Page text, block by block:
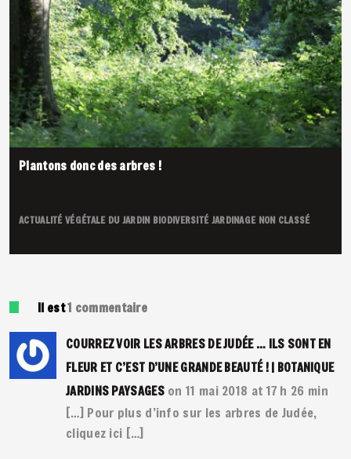
Plantons donc des arbres !
ACTUALITÉ VÉGÉTALE DU JARDIN BIODIVERSITÉJARDINAGE NON CLASSÉ
Il est1 commentaire
COURREZ VOIR LES ARBRES DE JUDÉE … ILS SONT EN
FLEUR ET C’EST D’UNE GRANDE BEAUTÉ ! | BOTANIQUE
JARDINS PAYSAGES on 11 mai 2018 at 17 h 26 min
[…] Pour plus d’info sur les arbres de Judée,
cliquez ici […]